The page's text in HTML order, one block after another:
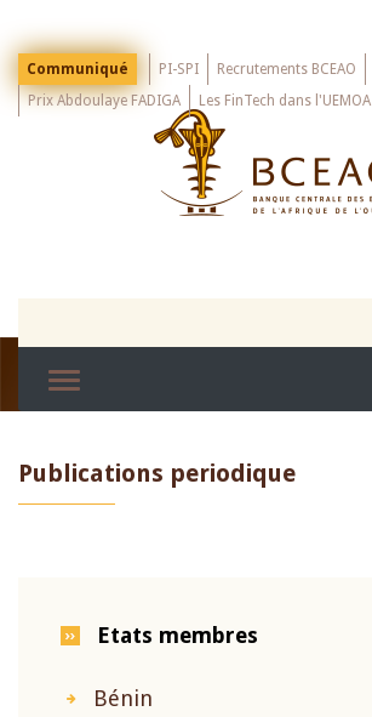
mainMenu
Top
Communiqué PI-SPI Recrutements BCEAO
Prix Abdoulaye FADIGA
Les FinTech dans l'UEMOA
Publications periodique
Etats membres
Bénin